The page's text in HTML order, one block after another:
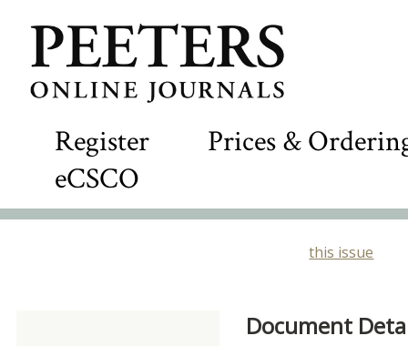
Register
Prices &
eCSCO
this issue
Document